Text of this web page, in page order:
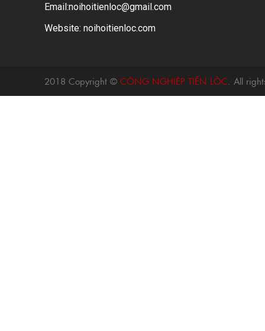
Email:noihoitienloc@gmail.com
Website: noihoitienloc.com
2018 Copyright © CÔNG NGHIỆP TIẾN LỘC. All